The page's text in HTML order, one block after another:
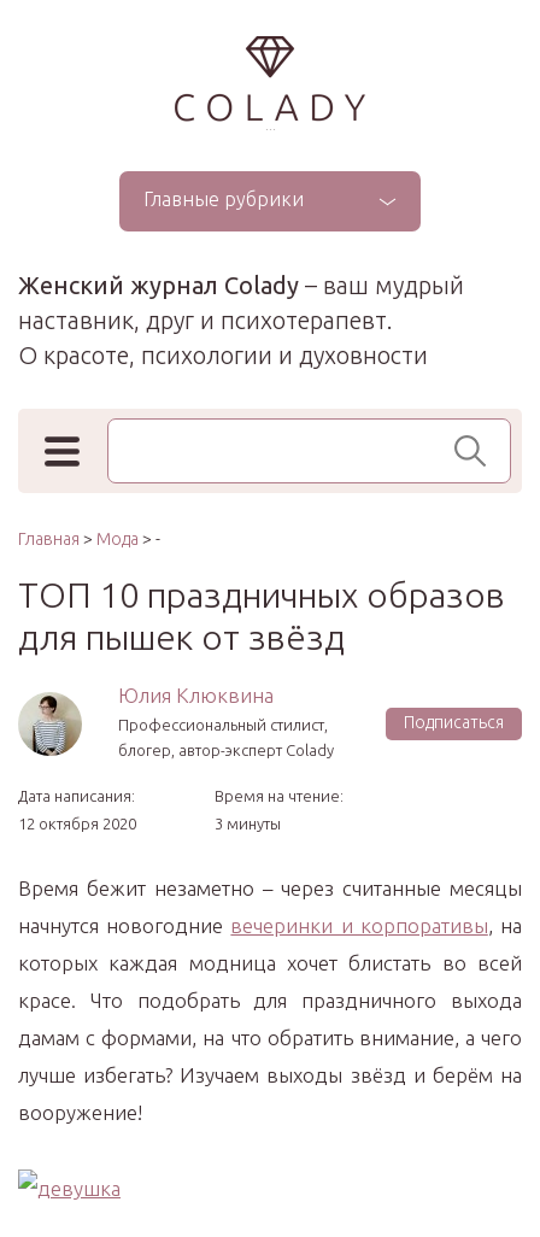
...
Главные рубрики
Женский журнал Colady – ваш мудрый
наставник, друг и психотерапевт.
О красоте, психологии и духовности
Поиск по сайту
Главная > Мода > -
ТОП 10 праздничных образов
для пышек от звёзд
Юлия Клюквина
Профессиональный стилист,
блогер, автор-эксперт Colady
Подписаться
Дата написания:
12 октября 2020
Время на чтение:
3 минуты
Время бежит незаметно – через считанные месяцы
начнутся новогодние вечеринки и корпоративы, на
которых каждая модница хочет блистать во всей
красе. Что подобрать для праздничного выхода
дамам с формами, на что обратить внимание, а чего
лучше избегать? Изучаем выходы звёзд и берём на
вооружение!